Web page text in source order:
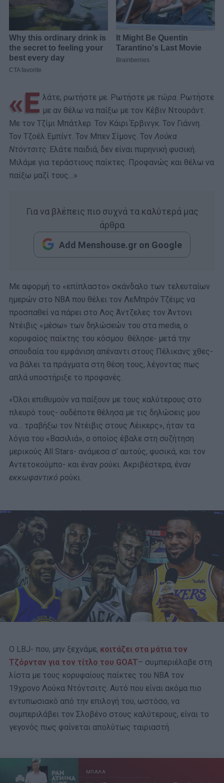
«Ε λάτε, ρωτήστε με. Ρωτήστε με τώρα. Ρωτήστε
με αν θέλω να παίξω με τον Κέβιν Ντουράντ.
Με τον Τζίμι Μπάτλερ. Τον Κάιρι Έρβινγκ. Τον Γιάννη.
Τον Τζοέλ Εμπίντ. Τον Μπεν Σίμονς. Τον Λούκα
Ντόντσιτς. Ελάτε παιδιά, δεν είναι πυρηνική φυσική.
Μιλάμε για τεράστιους παίκτες. Προφανώς και θέλω να
παίξω μαζί τους…»
Για να βλέπεις πιο συχνά τα καλύτερά μας
άρθρα
Add Menshouse.gr on Google
Με αφορμή το «επίπλαστο» σκάνδαλο των τελευταίων
ημερών στο ΝΒΑ που θέλει τον ΛεΜπρόν Τζέιμς να
προσπαθεί να πάρει στο Λος Άντζελες τον Άντονι
Ντέιβις «μέσω» των δηλώσεών του στα media, ο
κορυφαίος παίκτης του κόσμου θέλησε- μετά την
σπουδαία του εμφάνιση απέναντι στους Πέλικανς χθες-
να βάλει τα πράγματα στη θέση τους, λέγοντας πως
απλά υποστήριξε το προφανές.
«Όλοι επιθυμούν να παίξουν με τους καλύτερους στο
πλευρό τους- ουδέποτε θέλησα με τις δηλώσεις μου
να… τραβήξω τον Ντέιβις στους Λέικερς», ήταν τα
λόγια του «Βασιλιά», ο οποίος έβαλε στη συζήτηση
μερικούς All Stars- ανάμεσα σ’ αυτούς, φυσικά, και τον
Αντετοκούμπο- και έναν ρούκι. Ακριβέστερα, έναν
εκκωφαντικό ρούκι.
Ο LBJ- που, μην ξεχνάμε, κοιτάζει στα μάτια τον
Τζόρνταν για τον τίτλο του GOAT– συμπεριέλαβε στη
λίστα με τους κορυφαίους παίκτες του ΝΒΑ τον
19χρονο Λούκα Ντόντσιτς. Αυτό που είναι ακόμα πιο
εντυπωσιακό από την επιλογή του, ωστόσο, να
συμπεριλάβει τον Σλοβένο στους καλύτερους, είναι το
γεγονός πως φαίνεται απολύτως ταιριαστή.
ΜΠΑΛΑ